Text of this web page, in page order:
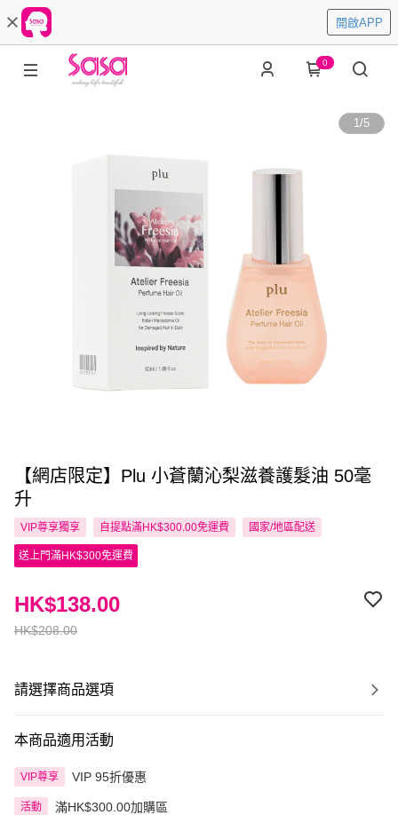
開啟APP
0
1/5
【網店限定】Plu 小蒼蘭沁梨滋養護髮油 50毫
升
VIP尊享獨享 自提點滿HK$300.00免運費 國家/地區配送
送上門滿HK$300免運費
HK$208.00
HK$138.00
請選擇商品選項
本商品適用活動
VIP尊享 VIP 95折優惠
活動 滿HK$300.00加購區